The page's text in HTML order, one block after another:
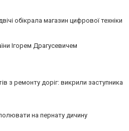
обікрала магазин цифрової техніки
Ігорем Драгусевичем
з ремонту доріг: викрили заступника
на пернату дичину